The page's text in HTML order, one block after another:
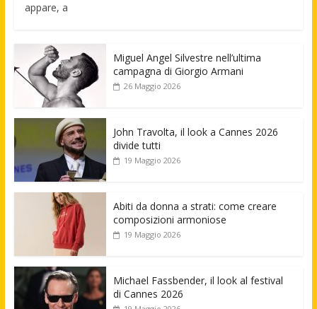
appare, a
Miguel Angel Silvestre nell’ultima
campagna di Giorgio Armani
26 Maggio 2026
John Travolta, il look a Cannes 2026
divide tutti
19 Maggio 2026
Abiti da donna a strati: come creare
composizioni armoniose
19 Maggio 2026
Michael Fassbender, il look al festival
di Cannes 2026